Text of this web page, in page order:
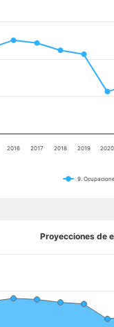
9.
2016 2017 2018 2019 2020
Proyecciones de